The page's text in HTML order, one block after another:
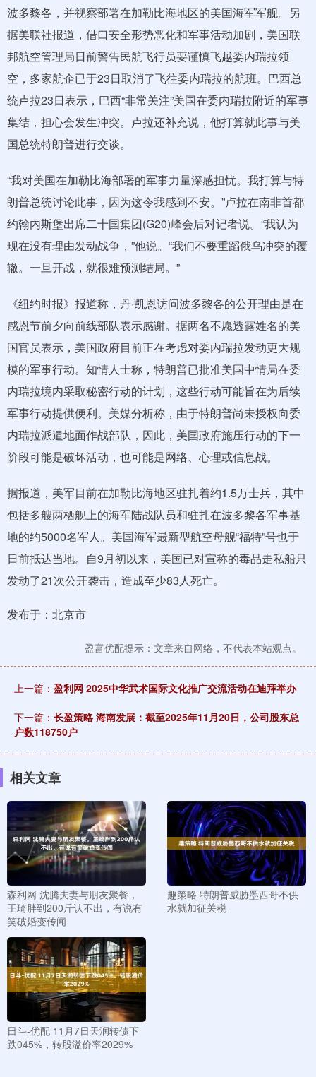
波多黎各，并视察部署在加勒比海地区的美国海军军舰。另
据美联社报道，借口安全形势恶化和军事活动加剧，美国联
邦航空管理局日前警告民航飞行员要谨慎飞越委内瑞拉领
空，多家航企已于23日取消了飞往委内瑞拉的航班。巴西总
统卢拉23日表示，巴西“非常关注”美国在委内瑞拉附近的军事
集结，担心会发生冲突。卢拉还补充说，他打算就此事与美
国总统特朗普进行交谈。
“我对美国在加勒比海部署的军事力量深感担忧。我打算与特
朗普总统讨论此事，因为这令我感到不安。”卢拉在南非首都
约翰内斯堡出席二十国集团(G20)峰会后对记者说。“我认为
现在没有理由发动战争，”他说。“我们不要重蹈俄乌冲突的覆
辙。一旦开战，就很难预测结局。”
《纽约时报》报道称，丹·凯恩访问波多黎各的公开理由是在
感恩节前夕向前线部队表示感谢。据两名不愿透露姓名的美
国官员表示，美国政府目前正在考虑对委内瑞拉发动更大规
模的军事行动。知情人士称，特朗普已批准美国中情局在委
内瑞拉境内采取秘密行动的计划，这些行动可能旨在为后续
军事行动提供便利。美媒分析称，由于特朗普尚未授权向委
内瑞拉派遣地面作战部队，因此，美国政府施压行动的下一
阶段可能是破坏活动，也可能是网络、心理或信息战。
据报道，美军目前在加勒比海地区驻扎着约1.5万士兵，其中
包括多艘两栖舰上的海军陆战队员和驻扎在波多黎各军事基
地的约5000名军人。美国海军最新型航空母舰“福特”号也于
日前抵达当地。自9月初以来，美国已对宣称的毒品走私船只
发动了21次公开袭击，造成至少83人死亡。
发布于：北京市
盈富优配提示：文章来自网络，不代表本站观点。
上一篇： 盈利网 2025中华武术国际文化推广交流活动在迪拜举办
下一篇： 长盈策略 海南发展：截至2025年11月20日，公司股东总
户数118750户
相关文章
森利网 沈腾夫妻与朋友聚餐，
王琦胖到200斤认不出，有说有
笑破婚变传闻
趣策略 特朗普威胁墨西哥不供
水就加征关税
日斗-优配 11月7日天润转债下
跌045%，转股溢价率2029%